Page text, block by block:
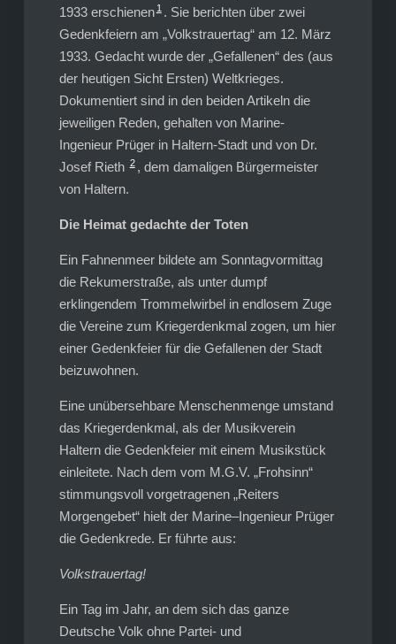
1933 erschienen 1 . Sie berichten über zwei
Gedenkfeiern am „Volkstrauertag“ am 12. März
1933. Gedacht wurde der „Gefallenen“ des (aus
der heutigen Sicht Ersten) Weltkrieges.
Dokumentiert sind in den beiden Artikeln die
jeweiligen Reden, gehalten von Marine-
Ingenieur Prüger in Haltern-Stadt und von Dr.
Josef Rieth 2 , dem damaligen Bürgermeister
von Haltern.
Die Heimat gedachte der Toten
Ein Fahnenmeer bildete am Sonntagvormittag
die Rekumerstraße, als unter dumpf
erklingendem Trommelwirbel in endlosem Zuge
die Vereine zum Kriegerdenkmal zogen, um hier
einer Gedenkfeier für die Gefallenen der Stadt
beizuwohnen.
Eine unübersehbare Menschenmenge umstand
das Kriegerdenkmal, als der Musikverein
Haltern die Gedenkfeier mit einem Musikstück
einleitete. Nach dem vom M.G.V. „Frohsinn“
stimmungsvoll vorgetragenen „Reiters
Morgengebet“ hielt der Marine–Ingenieur Prüger
die Gedenkrede. Er führte aus:
Volkstrauertag!
Ein Tag im Jahr, an dem sich das ganze
Deutsche Volk ohne Partei- und